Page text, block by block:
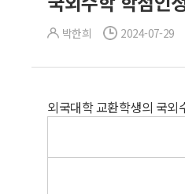
박한희 2024-07-29
외국대학 교환학생의 국외